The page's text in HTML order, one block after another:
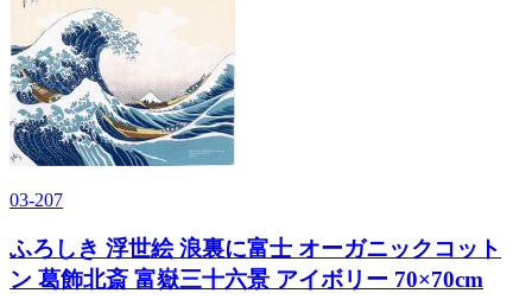
03-207
ふろしき 浮世絵 浪裏に富士 オーガニックコット
ン 葛飾北斎 富嶽三十六景 アイボリー 70×70cm